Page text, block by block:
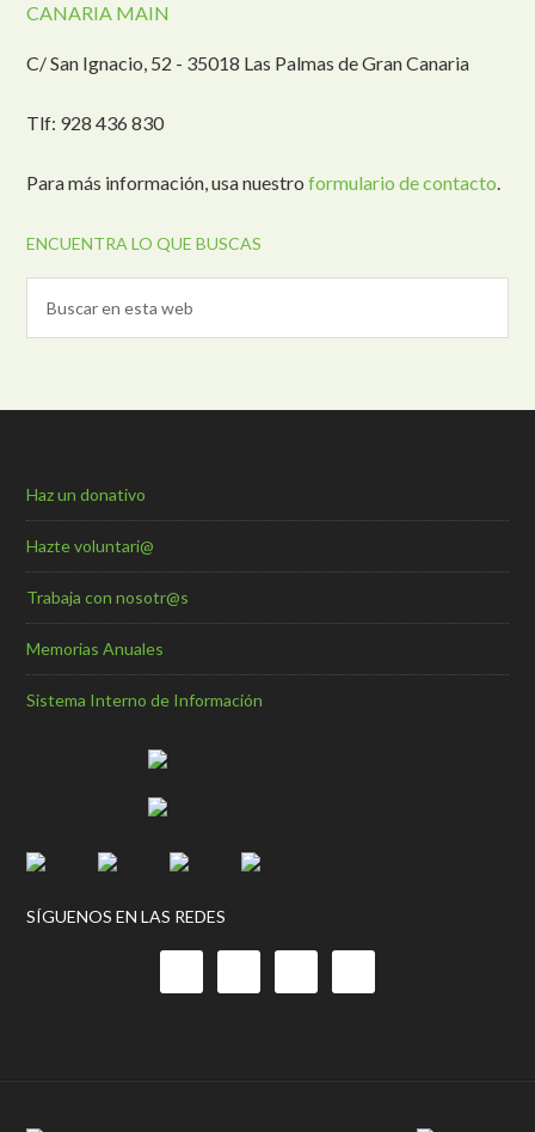
CANARIA MAIN
C/ San Ignacio, 52 - 35018 Las Palmas de Gran Canaria
Tlf: 928 436 830
Para más información, usa nuestroformulario de contacto.
ENCUENTRA LO QUE BUSCAS
Haz un donativo
Hazte voluntari@
Trabaja con nosotr@s
Memorias Anuales
Sistema Interno de Información
SÍGUENOS EN LAS REDES